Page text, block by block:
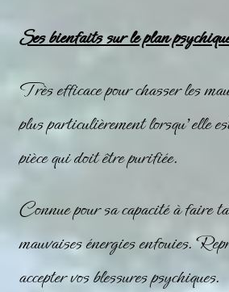
Ses bienfaits sur le plan
Très efficace pour chasser les
plus particulièrement lorsqu’elle
pièce qui doit être purifiée.
Connue pour sa capacité à faire
mauvaises énergies enfouies.
accepter vos blessures psychiques.